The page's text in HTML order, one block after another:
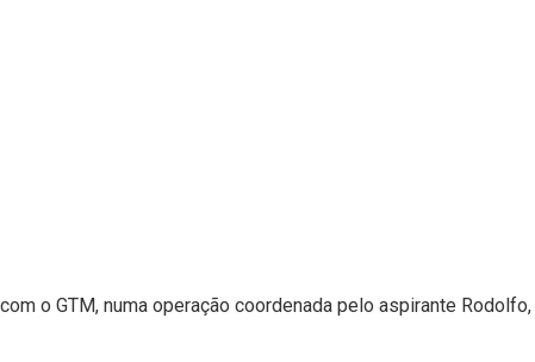
o GTM, numa operação coordenada pelo aspirante Rodolfo,